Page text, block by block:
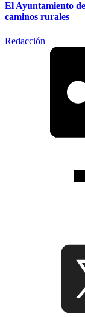
El Ayuntamiento
caminos rurales
Redacción